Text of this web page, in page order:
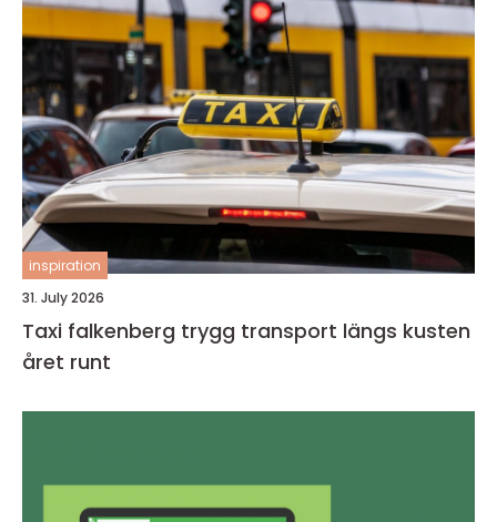
inspiration
31. July 2026
Taxi falkenberg trygg transport längs kusten
året runt